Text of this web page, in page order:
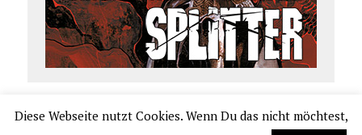
Diese Webseite nutzt Cookies. Wenn Du das nicht möchtest,